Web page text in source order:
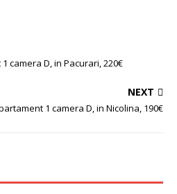
camera D, in Pacurari, 220€
NEXT
1 camera D, in Nicolina, 190€